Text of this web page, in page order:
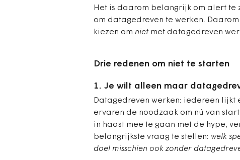
Het is daarom belangrijk om alert
om datagedreven te werken.
kiezen om niet met datagedreven
Drie redenen om niet te starten
1. Je wilt alleen maar
Datagedreven werken: iedereen lijkt
ervaren de noodzaak om nú van
in haast mee te gaan met de hype,
belangrijkste vraag te stellen: welk
doel misschien ook zonder